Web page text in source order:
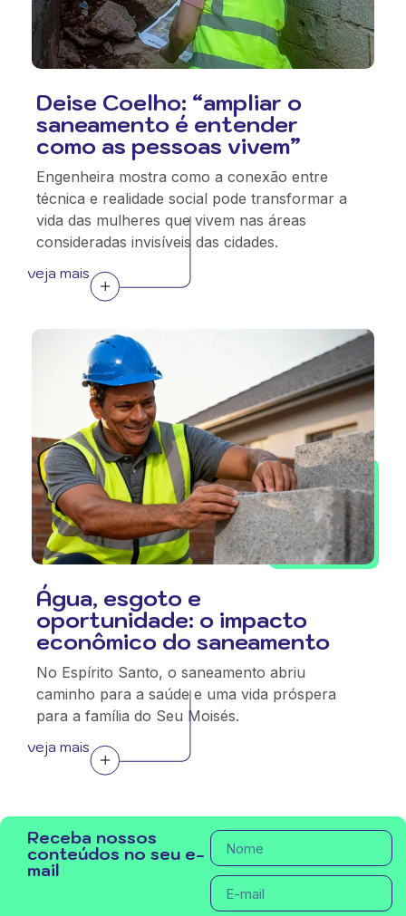
Deise Coelho: “ampliar o
saneamento é entender
como as pessoas vivem”
Engenheira mostra como a conexão entre
técnica e realidade social pode transformar a
vida das mulheres que vivem nas áreas
consideradas invisíveis das cidades.
veja mais
Água, esgoto e
oportunidade: o impacto
econômico do saneamento
No Espírito Santo, o saneamento abriu
caminho para a saúde e uma vida próspera
para a família do Seu Moisés.
veja mais
Receba nossos
conteúdos no seu e-
mail